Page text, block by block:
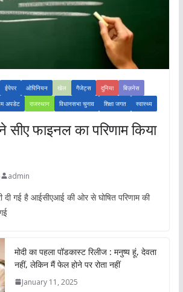
ईपेपर ओपिनियन खेल गैजेट्स दुनिया
बिज़नेस
अपडेट राजस्थान विधानसभा चुनाव शिक्षा जगत स्वास्थ्य
फाइनल का परिणाम किया
admin
दी गई है आईसीएआई की ओर से घोषित परिणाम की
मोदी का पहला पॉडकास्ट रिलीज : मनुष्य हूं, देवता
नहीं, लेकिन मैं फेल होने पर रोता नहीं
January 11, 2025